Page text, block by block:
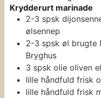
Krydderurt marinade
2-3 spsk
ølsennep
2-3 spsk øl brugte
Bryghus
3 spsk olie oliven
lille håndfuld frisk
lille håndfuld frisk